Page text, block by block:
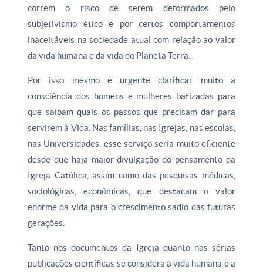
correm o risco de serem deformados pelo
subjetivismo ético e por certos comportamentos
inaceitáveis na sociedade atual com relação ao valor
da vida humana e da vida do Planeta Terra.
Por isso mesmo é urgente clarificar muito a
consciência dos homens e mulheres batizadas para
que saibam quais os passos que precisam dar para
servirem à Vida. Nas famílias, nas Igrejas, nas escolas,
nas Universidades, esse serviço seria muito eficiente
desde que haja maior divulgação do pensamento da
Igreja Católica, assim como das pesquisas médicas,
sociológicas, econômicas, que destacam o valor
enorme da vida para o crescimento sadio das futuras
gerações.
Tanto nos documentos da Igreja quanto nas sérias
publicações científicas se considera a vida humana e a